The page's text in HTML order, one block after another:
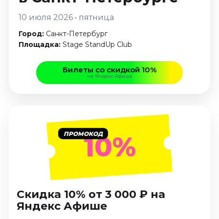
Январь 2027
Стендап
Август 2026
Октябрь 2026
Ноябрь 2026
Август 2026
Декабрь 2026
Январь 2027
Экскурсии
Сентябрь 2026
Октябрь 2026
10 июля 2026 • пятница
Город: Санкт-Петербург
Площадка: Stage StandUp Club
Билеты со скидкой 10%
на Яндекс Афише
ПРОМОКОД10%
Скидка 10% от 3 000 ₽ на
Яндекс Афише